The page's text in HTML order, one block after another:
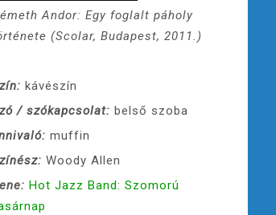
Andor: Egy foglalt páholy
(Scolar, Budapest, 2011.)
kávészín
/ szókapcsolat: belső szoba
muffin
Woody Allen
Hot Jazz Band: Szomorú